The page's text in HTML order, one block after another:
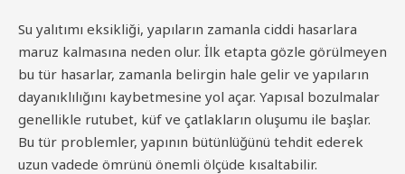
Su yalıtımı eksikliği, yapıların zamanla ciddi hasarlara
maruz kalmasına neden olur. İlk etapta gözle görülmeyen
bu tür hasarlar, zamanla belirgin hale gelir ve yapıların
dayanıklılığını kaybetmesine yol açar. Yapısal bozulmalar
genellikle rutubet, küf ve çatlakların oluşumu ile başlar.
Bu tür problemler, yapının bütünlüğünü tehdit ederek
uzun vadede ömrünü önemli ölçüde kısaltabilir.